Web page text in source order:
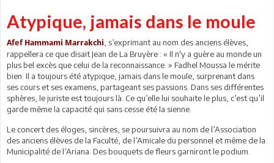
Atypique, jamais dans le moule
Afef Hammami Marrakchi , s’exprimant au nom des anciens élèves,
rappellera ce que disait Jean de La Bruyère : « Il n'y a guère au monde un
plus bel excès que celui de la reconnaissance. » Fadhel Moussa le mérite
bien. Il a toujours été atypique, jamais dans le moule, surprenant dans
ses cours et ses examens, partageant ses passions. Dans ses différentes
sphères, le juriste est toujours là. Ce qu’elle lui souhaite le plus, c’est qu’il
garde même la capacité qui sans cesse été la sienne.
Le concert des éloges, sincères, se poursuivra au nom de l’Association
des anciens élèves de la Faculté, de l’Amicale du personnel et même de la
Municipalité de l’Ariana. Des bouquets de fleurs garniront le podium.